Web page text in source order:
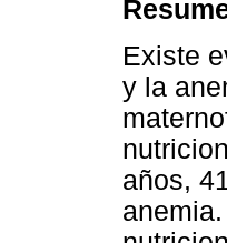
Existe
y la
años,